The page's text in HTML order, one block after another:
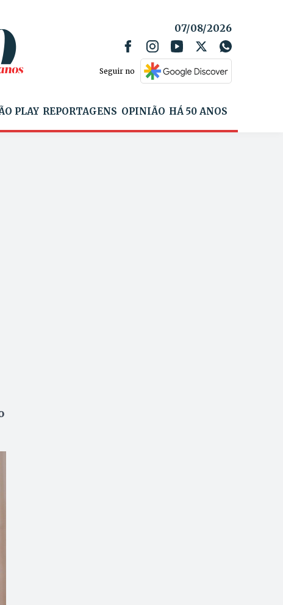
07/08/2026
Seguir no
PLAY REPORTAGENS OPINIÃO HÁ 50 ANOS